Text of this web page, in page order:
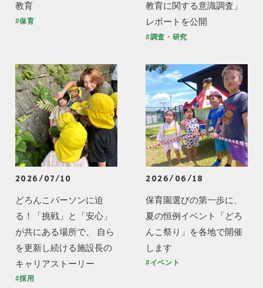
教育
#保育
教育に関する意識調査」
レポートを公開
#調査・研究
2026/07/10
どろんこパーソンに迫
る！「挑戦」と「安心」
が共にある場所で、 自ら
を更新し続ける施設長の
キャリアストーリー
#採用
2026/06/18
保育園選びの第一歩に、
夏の恒例イベント「どろ
んこ祭り」を各地で開催
します
#イベント